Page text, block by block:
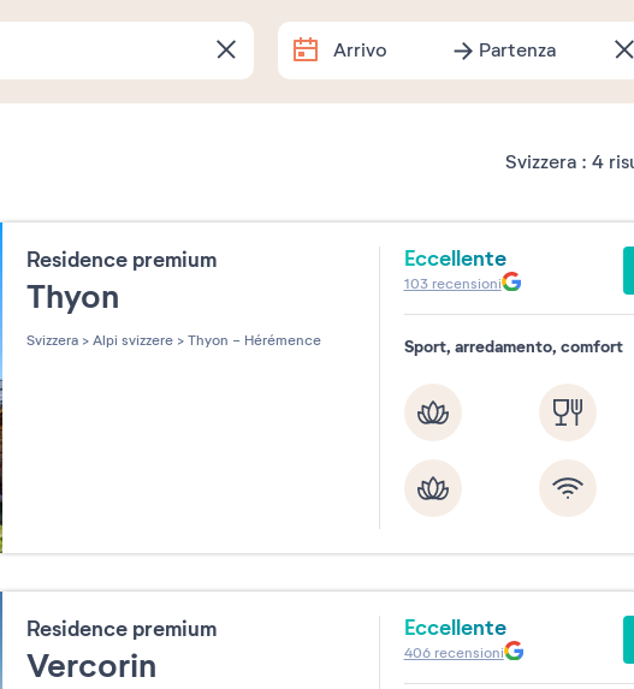
Arrivo Partenza
flex_1week flex_2week
flex_titreMonth
Agosto
Svizzera : 4
Residence premium
Thyon
Svizzera > Alpi svizzere > Thyon - Hérémence
Eccellente
103recensioni
Sport, arredamento, comfort
Residence premium
Vercorin
Eccellente
406recensioni